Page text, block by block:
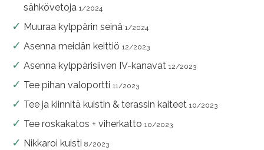
sähkövetoja 1/2024
Muuraa kylppärin seinä 1/2024
Asenna meidän keittiö 12/2023
Asenna kylppärisiiven IV-kanavat 12/2023
Tee pihan valoportti 11/2023
Tee ja kiinnitä kuistin & terassin kaiteet 10/2023
Tee roskakatos + viherkatto 10/2023
Nikkaroi kuisti 8/2023